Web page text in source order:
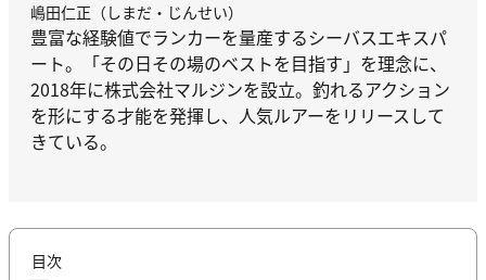
嶋田仁正（しまだ・じんせい）
豊富な経験値でランカーを量産するシーバスエキスパ
ート。「その日その場のベストを目指す」を理念に、
2018年に株式会社マルジンを設立。釣れるアクション
を形にする才能を発揮し、人気ルアーをリリースして
きている。
目次